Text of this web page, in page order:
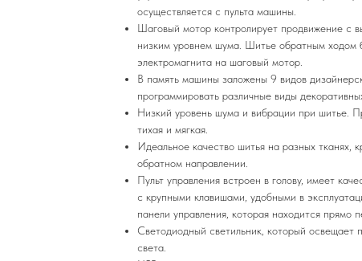
осуществляется с пульта машины.
Шаговый мотор контролирует продвижение с
низким уровнем шума. Шитье обратным ходом
электромагнита на шаговый мотор.
В память машины заложены 9 видов
программировать различные виды
Низкий уровень шума и вибрации при шитье.
тихая и мягкая.
Идеальное качество шитья на разных тканях,
обратном направлении.
Пульт управления встроен в голову, имеет
с крупными клавишами, удобными в
панели управления, которая находится прямо
Светодиодный светильник, который освещает
света.